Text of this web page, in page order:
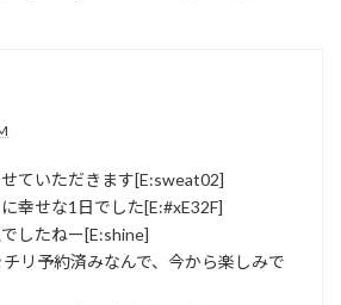
ていただきます[E:sweat02]
幸せな1日でした[E:#xE32F]
したねー[E:shine]
リ予約済みなんで、今から楽しみで